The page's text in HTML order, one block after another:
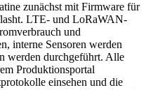
zunächst mit Firmware für
LTE- und LoRaWAN-
und
interne Sensoren werden
werden durchgeführt. Alle
Produktionsportal
einsehen und die